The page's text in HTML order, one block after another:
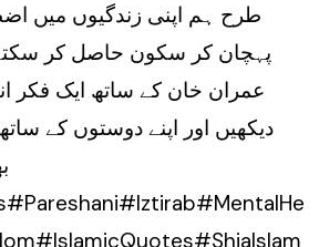
طرح ہم اپنی زندگیوں میں
پہچان کر سکون حاصل کر
عمران خان کے ساتھ ایک فکر
دیکھیں اور اپنے دوستوں کے